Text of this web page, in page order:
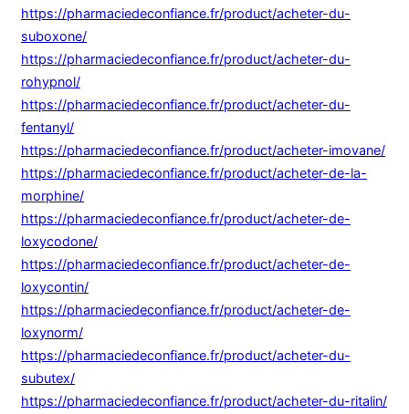
https://pharmaciedeconfiance.fr/product/acheter-du-
suboxone/
https://pharmaciedeconfiance.fr/product/acheter-du-
rohypnol/
https://pharmaciedeconfiance.fr/product/acheter-du-
fentanyl/
https://pharmaciedeconfiance.fr/product/acheter-imovane/
https://pharmaciedeconfiance.fr/product/acheter-de-la-
morphine/
https://pharmaciedeconfiance.fr/product/acheter-de-
loxycodone/
https://pharmaciedeconfiance.fr/product/acheter-de-
loxycontin/
https://pharmaciedeconfiance.fr/product/acheter-de-
loxynorm/
https://pharmaciedeconfiance.fr/product/acheter-du-
subutex/
https://pharmaciedeconfiance.fr/product/acheter-du-ritalin/